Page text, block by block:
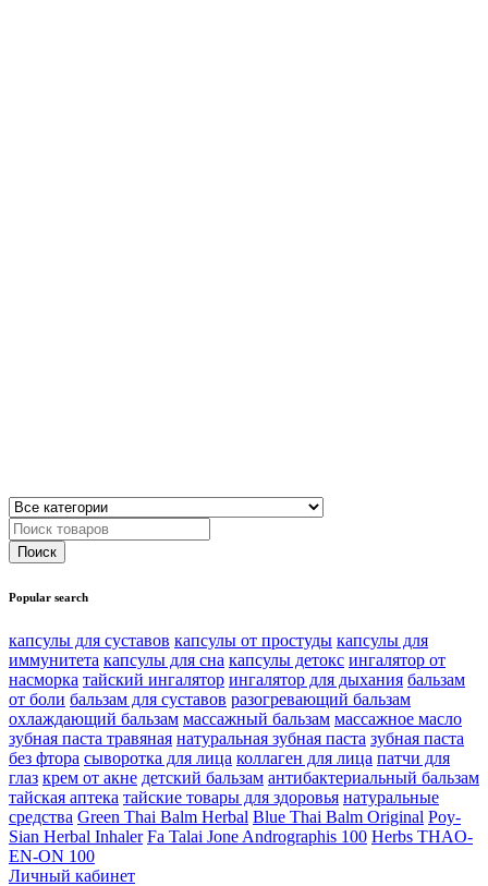
Popular search
капсулы для суставов капсулы от простуды капсулы для
иммунитета капсулы для сна капсулы детокс ингалятор от
насморка тайский ингалятор ингалятор для дыхания бальзам
от боли бальзам для суставов разогревающий бальзам
охлаждающий бальзам массажный бальзам массажное масло
зубная паста травяная натуральная зубная паста зубная паста
без фтора сыворотка для лица коллаген для лица патчи для
глаз крем от акне детский бальзам антибактериальный бальзам
тайская аптека тайские товары для здоровья натуральные
средства Green Thai Balm Herbal Blue Thai Balm Original Poy-
Sian Herbal Inhaler Fa Talai Jone Andrographis 100 Herbs THAO-
EN-ON 100
Личный кабинет